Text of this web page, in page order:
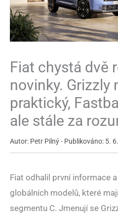
Fiat chystá dvě
novinky. Grizzly
praktický,
ale stále za
Autor: Petr Pilný - Publikováno: 5.
Fiat odhalil první informace
globálních modelů, které
segmentu C. Jmenují se